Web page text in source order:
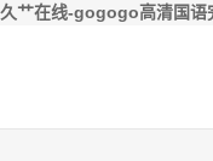
久艹在线-gogogo高清国语